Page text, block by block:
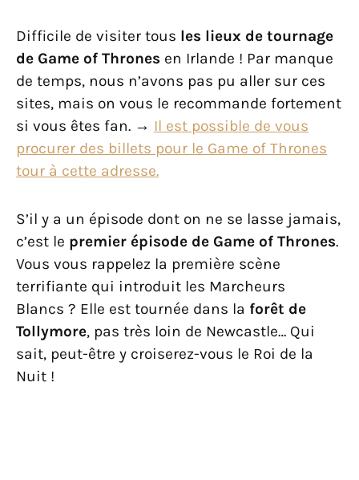
Difficile de visiter tous les lieux de tournage
de Game of Thrones en Irlande ! Par manque
de temps, nous n’avons pas pu aller sur ces
sites, mais on vous le recommande fortement
si vous êtes fan. → Il est possible de vous
procurer des billets pour le Game of Thrones
tour à cette adresse.
S’il y a un épisode dont on ne se lasse jamais,
c’est le premier épisode de Game of Thrones.
Vous vous rappelez la première scène
terrifiante qui introduit les Marcheurs
Blancs ? Elle est tournée dans la forêt de
Tollymore, pas très loin de Newcastle… Qui
sait, peut-être y croiserez-vous le Roi de la
Nuit !